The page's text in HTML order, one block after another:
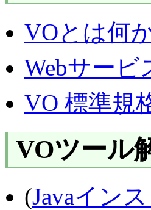
VOとは何
Webサービ
VO 標準規
VOツール
(Javaイン